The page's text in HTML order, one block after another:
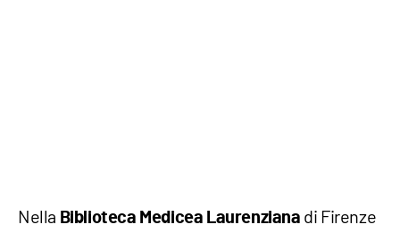
Nella Biblioteca Medicea Laurenziana di Firenze